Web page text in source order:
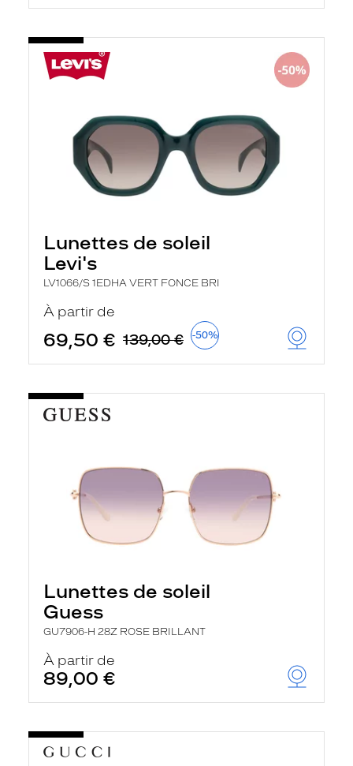
Lunettes de soleil
Levi's
LV1066/S 1EDHA VERT FONCE BRI
À partir de
69,50 € 139,00 € -50%
Lunettes de soleil
Guess
GU7906-H 28Z ROSE BRILLANT
À partir de
89,00 €